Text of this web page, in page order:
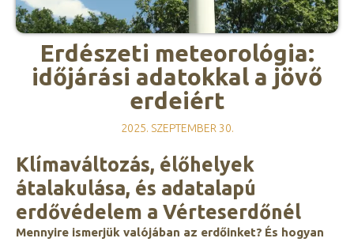
Erdészeti meteorológia:
időjárási adatokkal a jövő
erdeiért
2025. SZEPTEMBER 30.
Klímaváltozás, élőhelyek
átalakulása, és adatalapú
erdővédelem a Vérteserdőnél
Mennyire ismerjük valójában az erdőinket? És hogyan